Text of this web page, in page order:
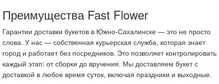
Преимущества Fast Flower
Гарантии доставки букетов в Южно-Сахалинске — это не просто
слова. У нас — собственная курьерская служба, которая знает
город и работает без посредников. Это позволяет контролировать
каждый этап: от сборки до вручения. Мы доставляем букет с
доставкой в любое время суток, включая праздники и выходные.